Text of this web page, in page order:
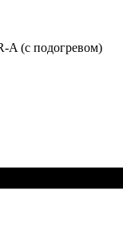
A (с подогревом)